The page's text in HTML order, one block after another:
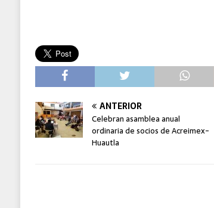
ANTERIOR
Celebran asamblea anual
ordinaria de socios de Acreimex-
Huautla